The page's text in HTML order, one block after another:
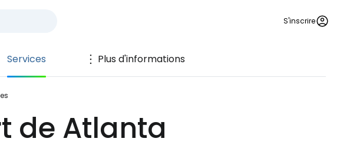
S'inscrire
Services Plus d'informations
de Atlanta